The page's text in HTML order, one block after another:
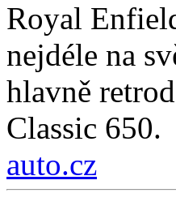
Royal
nejdéle na
hlavně
Classic 650.
auto.cz